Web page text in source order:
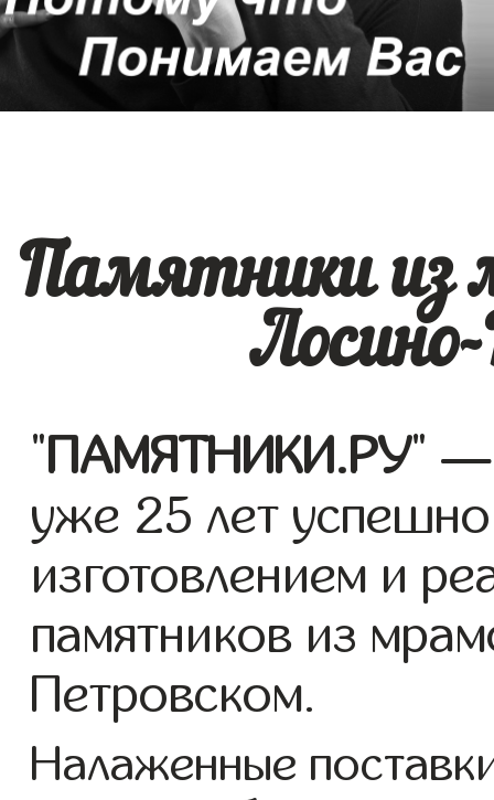
Памятники из
"ПАМЯТНИКИ.РУ" —
уже 25 лет
изготовлением и
памятников из
Петровском.
Налаженные